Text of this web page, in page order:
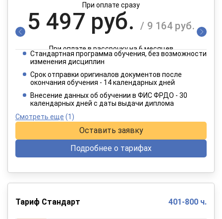
При оплате сразу
5 497 руб. / 9 164 руб.
При оплате в рассрочку на 6 месяцев
2 749 руб.
При оплате в рассрочку на 12 месяцев
Стандартная программа обучения, без возможности
изменения дисциплин
Срок отправки оригиналов документов после
окончания обучения - 14 календарных дней
Внесение данных об обучении в ФИС ФРДО - 30
календарных дней с даты выдачи диплома
Смотреть еще (1)
Оставить заявку
Подробнее о тарифах
Тариф Стандарт 401-800 ч.